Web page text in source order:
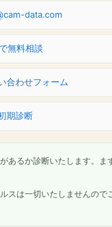
data.com
無料相談
合わせフォーム
期診断
あるか診断いたします。ま
スは一切いたしませんので